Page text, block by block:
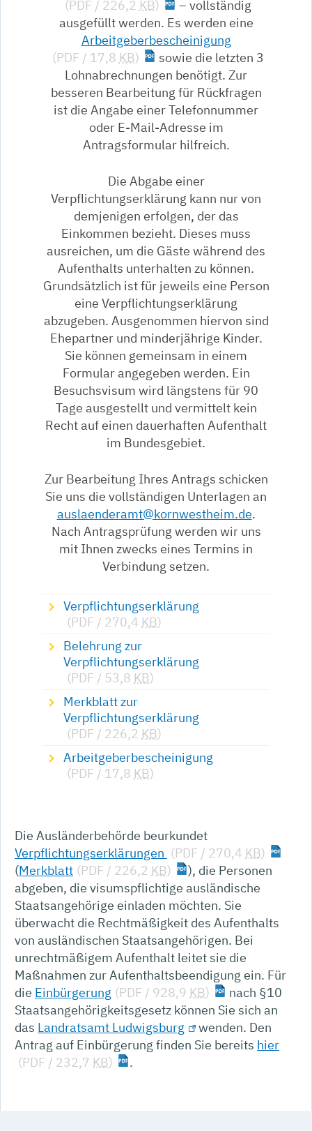
(PDF / 226,2 KB)
– vollständig
ausgefüllt werden. Es werden eine
Arbeitgeberbescheinigung
(PDF / 17,8 KB)
sowie die letzten 3
Lohnabrechnungen benötigt. Zur
besseren Bearbeitung für Rückfragen
ist die Angabe einer Telefonnummer
oder E-Mail-Adresse im
Antragsformular hilfreich.
Die Abgabe einer
Verpflichtungserklärung kann nur von
demjenigen erfolgen, der das
Einkommen bezieht. Dieses muss
ausreichen, um die Gäste während des
Aufenthalts unterhalten zu können.
Grundsätzlich ist für jeweils eine Person
eine Verpflichtungserklärung
abzugeben. Ausgenommen hiervon sind
Ehepartner und minderjährige Kinder.
Sie können gemeinsam in einem
Formular angegeben werden. Ein
Besuchsvisum wird längstens für 90
Tage ausgestellt und vermittelt kein
Recht auf einen dauerhaften Aufenthalt
im Bundesgebiet.
Zur Bearbeitung Ihres Antrags schicken
Sie uns die vollständigen Unterlagen an
auslaenderamt@kornwestheim.de.
Nach Antragsprüfung werden wir uns
mit Ihnen zwecks eines Termins in
Verbindung setzen.
Verpflichtungserklärung
(PDF / 270,4 KB)
Belehrung zur
Verpflichtungserklärung
(PDF / 53,8 KB)
Merkblatt zur
Verpflichtungserklärung
(PDF / 226,2 KB)
Arbeitgeberbescheinigung
(PDF / 17,8 KB)
Die Ausländerbehörde beurkundet
Verpflichtungserklärungen (PDF / 270,4 KB)
(Merkblatt (PDF / 226,2 KB)
), die Personen
abgeben, die visumspflichtige ausländische
Staatsangehörige einladen möchten. Sie
überwacht die Rechtmäßigkeit des Aufenthalts
von ausländischen Staatsangehörigen. Bei
unrechtmäßigem Aufenthalt leitet sie die
Maßnahmen zur Aufenthaltsbeendigung ein. Für
die Einbürgerung (PDF / 928,9 KB)
nach §10
Staatsangehörigkeitsgesetz können Sie sich an
das Landratsamt Ludwigsburg
wenden. Den
Antrag auf Einbürgerung finden Sie bereits hier
(PDF / 232,7 KB) .